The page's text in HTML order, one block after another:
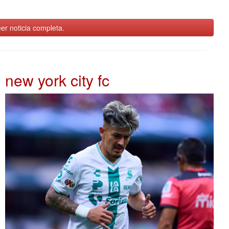
noticia completa.
new york city fc